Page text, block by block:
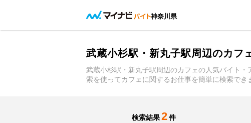
神奈川県
武蔵小杉駅・新丸子駅周辺のカフ
武蔵小杉駅・新丸子駅周辺のカフェの人気バイト
索を使ってカフェに関するお仕事を簡単に検索で
検索結果 2 件